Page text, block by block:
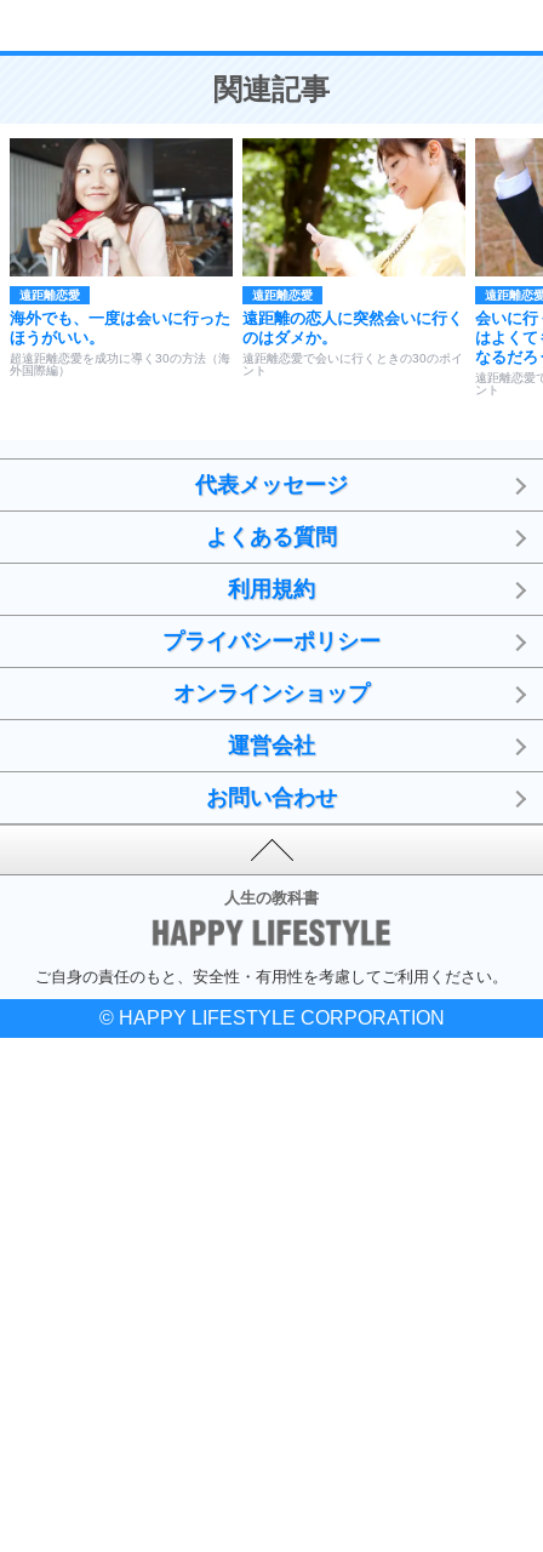
ことが大切。
関連記事
遠距離恋愛
海外でも、一度は会いに行った
ほうがいい。
超遠距離恋愛を成功に導く30の方法（海
外国際編）
遠距離恋愛
遠距離の恋人に突然会いに行く
のはダメか。
遠距離恋愛で会いに行くときの30のポイ
ント
遠距離恋
会いに行
はよく
なるだろ
遠距離恋愛
ント
代表メッセージ
よくある質問
利用規約
プライバシーポリシー
オンラインショップ
運営会社
お問い合わせ
人生の教科書
ご自身の責任のもと、安全性・有用性を考慮してご利用ください。
© HAPPY LIFESTYLE CORPORATION